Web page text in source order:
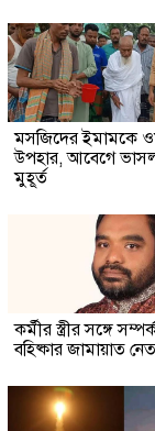
মসজিদের ইমামকে
উপহার, আবেগে ভাসল
মুহূর্ত
কর্মীর স্ত্রীর সঙ্গে
বহিষ্কার জামায়াত